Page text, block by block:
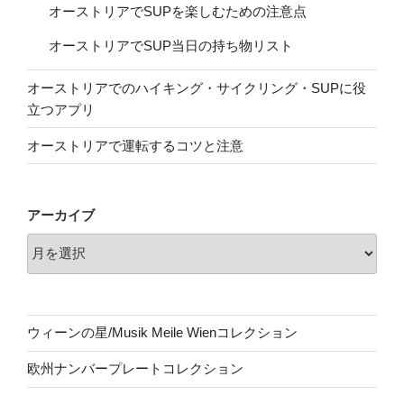
オーストリアでSUPを楽しむための注意点
オーストリアでSUP当日の持ち物リスト
オーストリアでのハイキング・サイクリング・SUPに役
立つアプリ
オーストリアで運転するコツと注意
アーカイブ
ウィーンの星/Musik Meile Wienコレクション
欧州ナンバープレートコレクション